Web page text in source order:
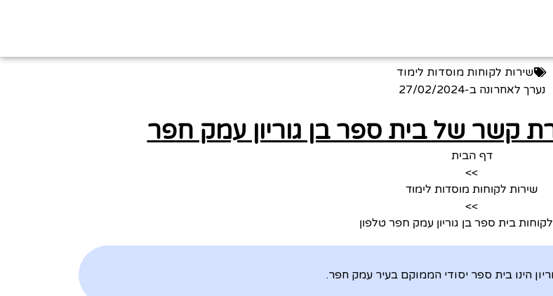
שירות לקוחות מוסדות לימוד
נערך לאחרונה ב-27/02/2024
קשר של בית ספר בן גוריון עמק חפר
דף הבית
>>
שירות לקוחות מוסדות לימוד
>>
בית ספר בן גוריון עמק חפר טלפון
הינו בית ספר יסודי הממוקם בעיר עמק חפר.